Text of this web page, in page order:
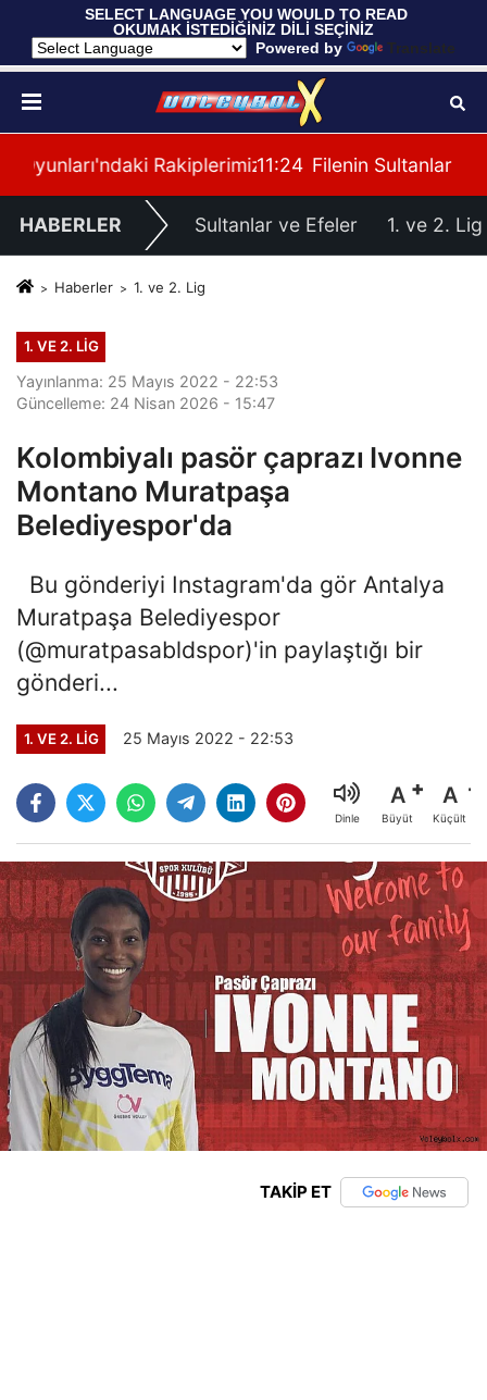
SELECT LANGUAGE YOU WOULD TO READ
OKUMAK İSTEDİĞİNİZ DİLİ SEÇİNİZ
Powered by
Translate
Belli Oldu
11:24 Filenin Sultanları, Fransa ile Hazırlık Maçı
HABERLER Sultanlar ve Efeler 1. ve 2. Lig
Haberler 1. ve 2. Lig
1. VE 2. LIG
Yayınlanma: 25 Mayıs 2022 - 22:53
Güncelleme: 24 Nisan 2026 - 15:47
Kolombiyalı pasör çaprazı Ivonne
Montano Muratpaşa
Belediyespor'da
Bu gönderiyi Instagram'da gör Antalya
Muratpaşa Belediyespor
(@muratpasabldspor)'in paylaştığı bir
gönderi...
1. VE 2. LIG 25 Mayıs 2022 - 22:53
Dinle
A
Büyüt
A
Küçült
TAKİP ET